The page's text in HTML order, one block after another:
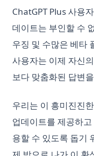
ChatGPT Plus 사용
데이트는 부인할 수
우징 및 수많은 베타
사용자는 이제 자신
보다 맞춤화된 답변
우리는 이 흥미진진
업데이트를 제공하
용할 수 있도록 돕기